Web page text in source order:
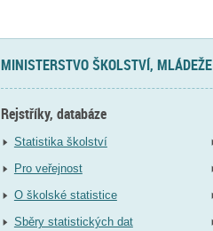
MINISTERSTVO ŠKOLSTVÍ,
Rejstříky, databáze
Statistika školství
Pro veřejnost
O školské statistice
Sběry statistických dat